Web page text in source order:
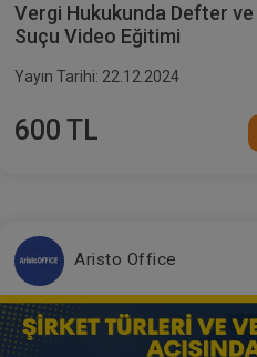
Vergi Hukukunda Defter
Suçu Video Eğitimi
Yayın Tarihi: 22.12.2024
600 TL
Aristo Office